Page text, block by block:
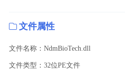
文件属性
文件名称：NdmBioTech.dll
文件类型：32位PE文件